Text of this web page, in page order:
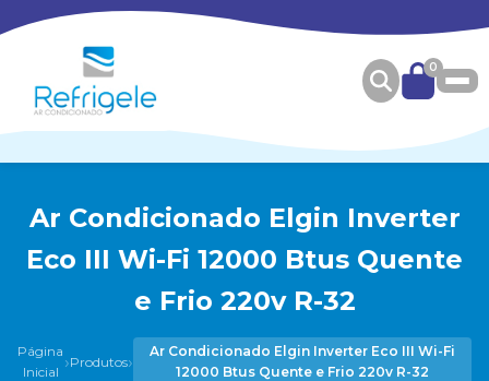
0
Ar Condicionado Elgin Inverter
Eco III Wi-Fi 12000 Btus Quente
e Frio 220v R-32
Página
Inicial ›Produtos›
Ar Condicionado Elgin Inverter Eco III Wi-Fi
12000 Btus Quente e Frio 220v R-32